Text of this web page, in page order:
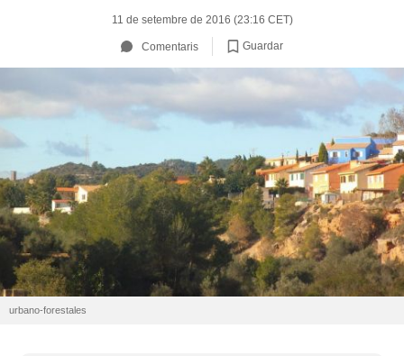
11 de setembre de 2016 (23:16 CET)
Comentaris Guardar
urbano-forestales